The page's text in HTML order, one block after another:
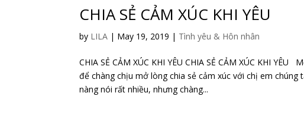
CHIA SẺ CẢM XÚC KHI YÊU
by LILA | May 19, 2019 | Tình yêu & Hôn nhân
CHIA SẺ CẢM XÚC KHI YÊU CHIA SẺ CẢM XÚC KHI
để chàng chịu mở lòng chia sẻ cảm xúc với chị em
nàng nói rất nhiều, nhưng chàng...